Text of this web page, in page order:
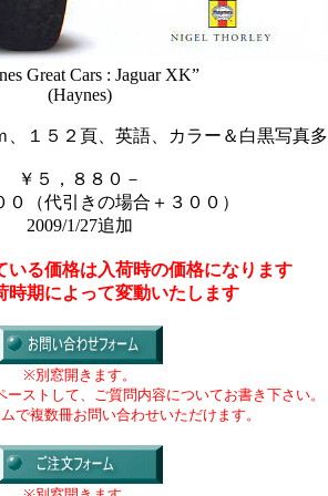
Great Cars : Jaguar XK”
(Haynes)
、１５２頁、英語、カラー＆白黒写真
￥５，８８０－
０（代引きの場合＋３００）
2009/1/27追加
いる価格は入荷時の価格になります
時期によって変動いたします
※別窓開きます。
ストして、ご質問内容についてお書き下さい。
で複数冊お問い合わせいただけます。